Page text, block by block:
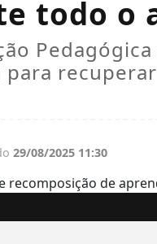
todo o
para
29/08/2025 11:30